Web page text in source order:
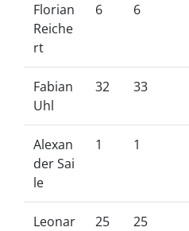
Florian
Reiche
rt
6 6
Fabian
Uhl
32 33
Alexan
der Sai
le
1 1
Leonar
25 25